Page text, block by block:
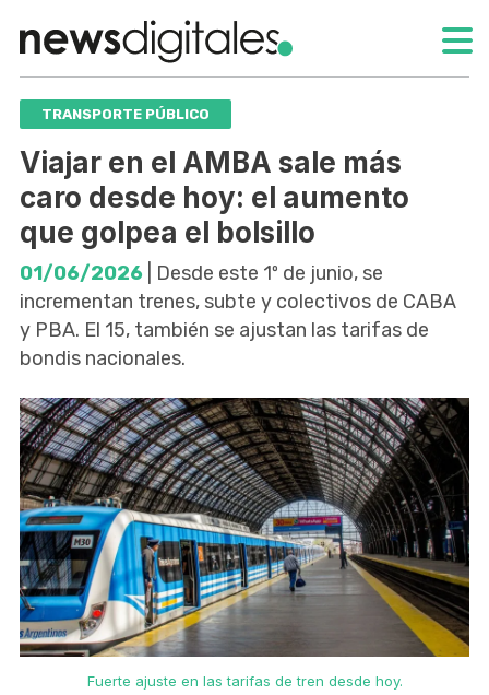
TRANSPORTE PÚBLICO
Viajar en el AMBA sale más
caro desde hoy: el aumento
que golpea el bolsillo
01/06/2026 | Desde este 1º de junio, se
incrementan trenes, subte y colectivos de CABA
y PBA. El 15, también se ajustan las tarifas de
bondis nacionales.
Fuerte ajuste en las tarifas de tren desde hoy.